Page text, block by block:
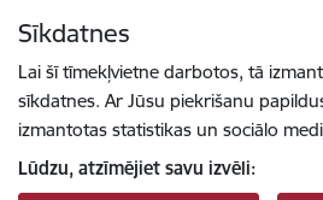
Sīkdatnes
Lai šī tīmekļvietne darbotos, tā
sīkdatnes. Ar Jūsu piekrišanu
izmantotas statistikas un sociālo
Lūdzu, atzīmējiet savu izvēli: